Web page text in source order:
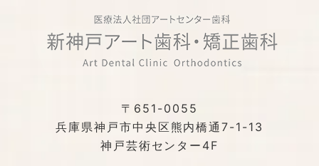
〒651-0055
兵庫県神戸市中央区熊内橋通7-1-13
神戸芸術センター4F